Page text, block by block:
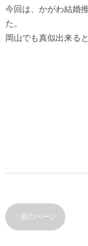
今回は、かがわ結婚
た。
岡山でも真似出来る
< 前のページ